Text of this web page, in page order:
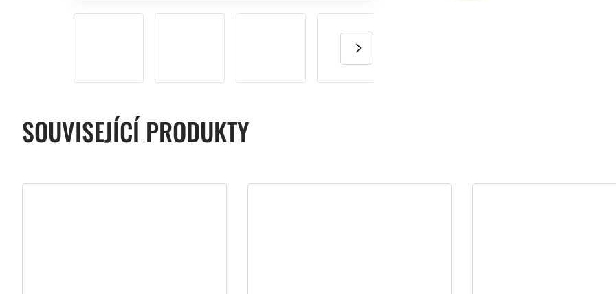
SOUVISEJÍCÍ PRODUKTY